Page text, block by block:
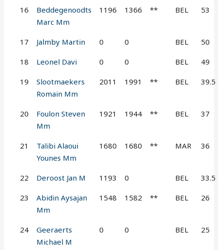
16
Beddegenoodts
Marc Mm
1196 1366 ** BEL 53
17 Jalmby Martin 0 0 BEL 50
18 Leonel Davi 0 0 BEL 49
19
Slootmaekers
Romain Mm
2011 1991 ** BEL 39.5
20
Foulon Steven
Mm
1921 1944 ** BEL 37
21
Talibi Alaoui
Younes Mm
1680 1680 ** MAR 36
22 Deroost Jan M 1193 0 BEL 33.5
23
Abidin Aysajan
Mm
1548 1582 ** BEL 26
24
Geeraerts
Michael M
0 0 BEL 25